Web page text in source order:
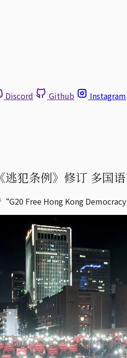
Discord Github Instagram
犯条例》修订 多国
Free Hong Kong